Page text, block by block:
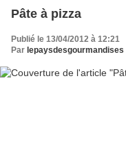
Pâte à pizza
Publié le 13/04/2012 à 12:21
Par lepaysdesgourmandises